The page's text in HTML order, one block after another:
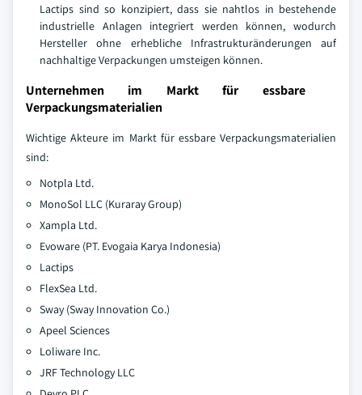
Lactips sind so konzipiert, dass sie nahtlos in bestehende
industrielle Anlagen integriert werden können, wodurch
Hersteller ohne erhebliche Infrastrukturänderungen auf
nachhaltige Verpackungen umsteigen können.
Unternehmen im Markt für essbare
Verpackungsmaterialien
Wichtige Akteure im Markt für essbare Verpackungsmaterialien
sind:
Notpla Ltd.
MonoSol LLC (Kuraray Group)
Xampla Ltd.
Evoware (PT. Evogaia Karya Indonesia)
Lactips
FlexSea Ltd.
Sway (Sway Innovation Co.)
Apeel Sciences
Loliware Inc.
JRF Technology LLC